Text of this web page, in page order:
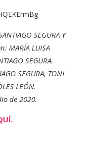
SEGURA Y
MARÍA LUISA
SEGURA.
SEGURA, TONI
LEÓN.
de 2020.